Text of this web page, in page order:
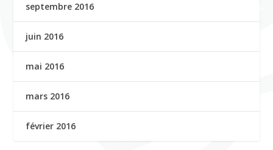
septembre 2016
juin 2016
mai 2016
mars 2016
février 2016